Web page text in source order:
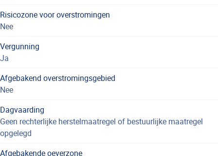
Risicozone voor overstromingen
Nee
Vergunning
Ja
Afgebakend overstromingsgebied
Nee
Dagvaarding
Geen rechterlijke herstelmaatregel of bestuurlijke maatregel
opgelegd
Afgebakende oeverzone